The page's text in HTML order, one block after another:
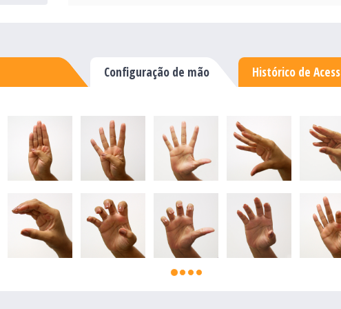
Configuração de mão Histórico de